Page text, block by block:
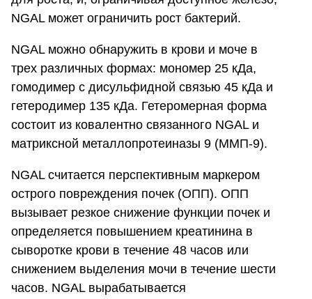
NGAL может ограничить рост бактерий.
NGAL можно обнаружить в крови и моче в
трех различных формах: мономер 25 кДа,
гомодимер с дисульфидной связью 45 кДа и
гетеродимер 135 кДа. Гетеромерная форма
состоит из ковалентно связанного NGAL и
матриксной металлопротеиназы 9 (ММП-9).
NGAL считается перспективным маркером
острого повреждения почек (ОПП). ОПП
вызывает резкое снижение функции почек и
определяется повышением креатинина в
сыворотке крови в течение 48 часов или
снижением выделения мочи в течение шести
часов. NGAL вырабатывается